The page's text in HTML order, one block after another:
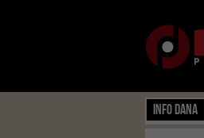
Info dana